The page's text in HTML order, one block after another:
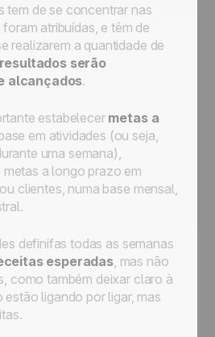
tem de se concentrar nas
atribuídas, e têm de
realizarem a quantidade de
serão
alcançados.
estabelecer metas a
em atividades (ou seja,
uma semana),
a longo prazo em
clientes, numa base mensal,
definifas todas as semanas
esperadas, mas não
como também deixar claro à
estão ligando por ligar, mas